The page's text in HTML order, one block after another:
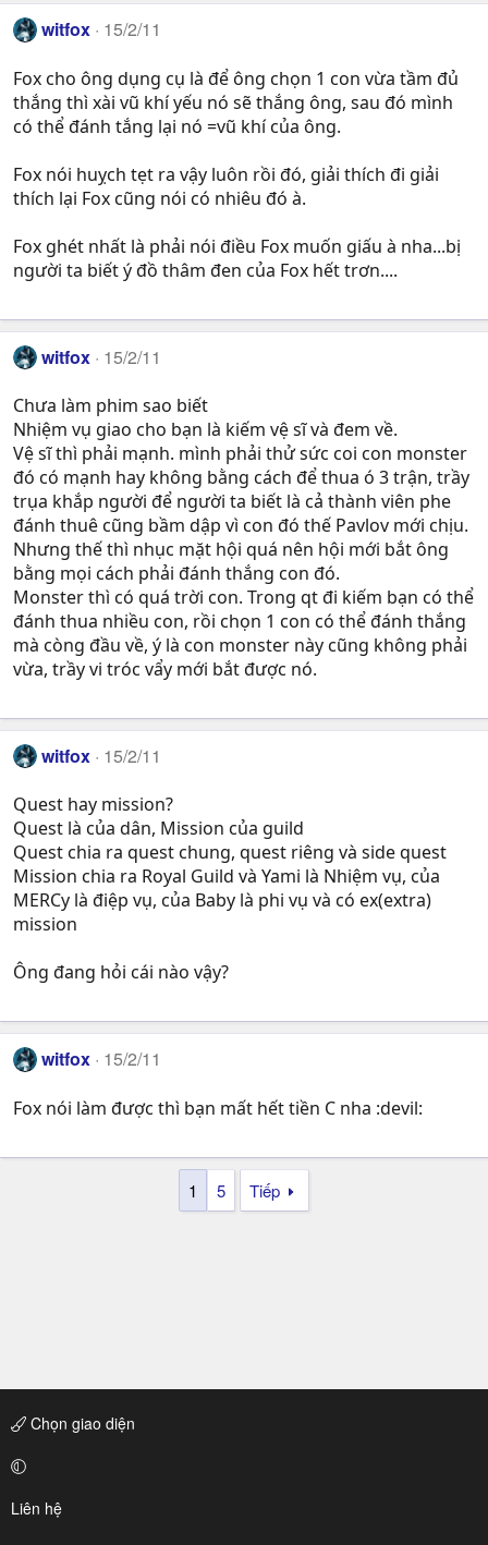
witfox 15/2/11
Fox cho ông dụng cụ là để ông chọn 1 con vừa tầm đủ
thắng thì xài vũ khí yếu nó sẽ thắng ông, sau đó mình
có thể đánh tắng lại nó =vũ khí của ông.
Fox nói huỵch tẹt ra vậy luôn rồi đó, giải thích đi giải
thích lại Fox cũng nói có nhiêu đó à.
Fox ghét nhất là phải nói điều Fox muốn giấu à nha...bị
người ta biết ý đồ thâm đen của Fox hết trơn....
witfox 15/2/11
Chưa làm phim sao biết
Nhiệm vụ giao cho bạn là kiếm vệ sĩ và đem về.
Vệ sĩ thì phải mạnh. mình phải thử sức coi con monster
đó có mạnh hay không bằng cách để thua ó 3 trận, trầy
trụa khắp người để người ta biết là cả thành viên phe
đánh thuê cũng bầm dập vì con đó thế Pavlov mới chịu.
Nhưng thế thì nhục mặt hội quá nên hội mới bắt ông
bằng mọi cách phải đánh thắng con đó.
Monster thì có quá trời con. Trong qt đi kiếm bạn có thể
đánh thua nhiều con, rồi chọn 1 con có thể đánh thắng
mà còng đầu về, ý là con monster này cũng không phải
vừa, trầy vi tróc vẩy mới bắt được nó.
witfox 15/2/11
Quest hay mission?
Quest là của dân, Mission của guild
Quest chia ra quest chung, quest riêng và side quest
Mission chia ra Royal Guild và Yami là Nhiệm vụ, của
MERCy là điệp vụ, của Baby là phi vụ và có ex(extra)
mission
Ông đang hỏi cái nào vậy?
witfox 15/2/11
Fox nói làm được thì bạn mất hết tiền C nha :devil:
1 5 Tiếp
Chọn giao diện
Liên hệ